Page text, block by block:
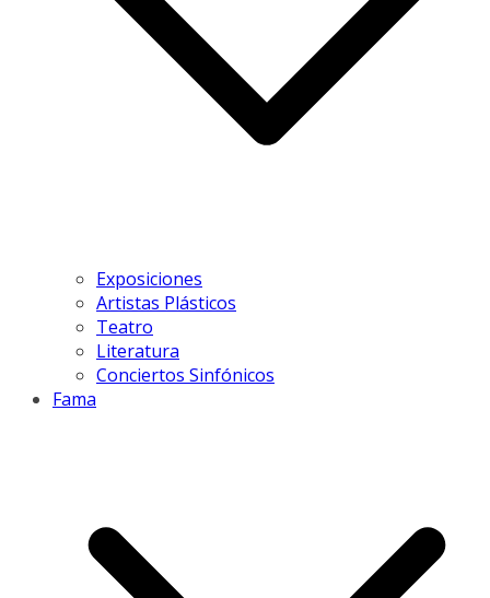
Exposiciones
Artistas Plásticos
Teatro
Literatura
Conciertos Sinfónicos
Fama